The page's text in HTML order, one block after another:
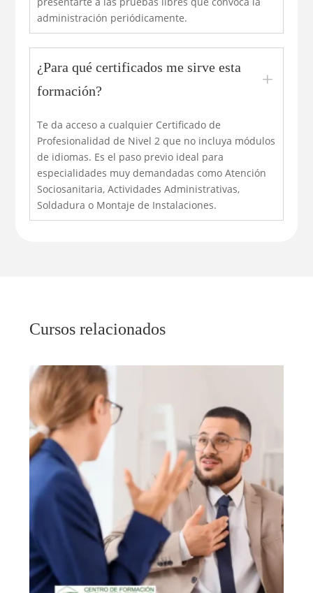
administración periódicamente.
¿Para qué certificados me sirve esta
formación?
L
Te da acceso a cualquier Certificado de
Profesionalidad de Nivel 2 que no incluya módulos
de idiomas. Es el paso previo ideal para
especialidades muy demandadas como Atención
Sociosanitaria, Actividades Administrativas,
Soldadura o Montaje de Instalaciones.
Cursos relacionados